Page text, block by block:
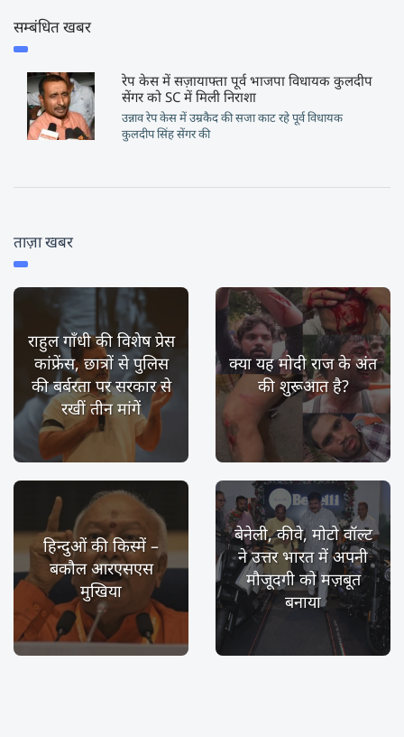
सम्बंधित खबर
रेप केस में सज़ायाफ्ता पूर्व भाजपा विधायक कुलदीप
सेंगर को SC में मिली निराशा
उन्नाव रेप केस में उम्रकैद की सजा काट रहे पूर्व विधायक
कुलदीप सिंह सेंगर की
ताज़ा खबर
राहुल गाँधी की विशेष प्रेस
कांफ्रेंस, छात्रों से पुलिस
की बर्बरता पर सरकार से
रखीं तीन मांगें
क्या यह मोदी राज के अंत
की शुरूआत है?
हिन्दुओं की किस्में –
बकौल आरएसएस
मुखिया
बेनेली, कीवे, मोटो वॉल्ट
ने उत्तर भारत में अपनी
मौजूदगी को मज़बूत
बनाया